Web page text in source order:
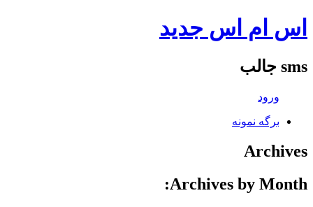
اس ام اس جدید
sms جالب
ورود
برگه نمونه
Archives
Archives by Month: